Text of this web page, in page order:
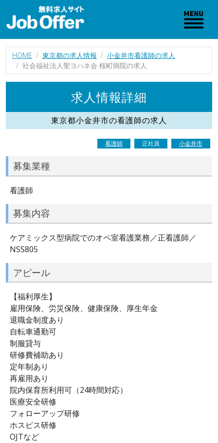
HOME 東京都の求人情報
小金井市看護師の求人
社会福祉法人聖ヨハネ会 桜町病院の求人
求人情報詳細
東京都小金井市の看護師の求人
看護師 正社員 小金井市
募集業種
看護師
募集内容
ケアミックス型病院でのオペ室看護業務／正看護師／
NSS805
アピール
【福利厚生】
雇用保険、労災保険、健康保険、厚生年金
退職金制度あり
自転車通勤可
制服貸与
研修費補助あり
定年制あり
再雇用あり
院内保育所利用可（24時間対応）
医療安全研修
フォローアップ研修
ホスピス研修
OJTなど